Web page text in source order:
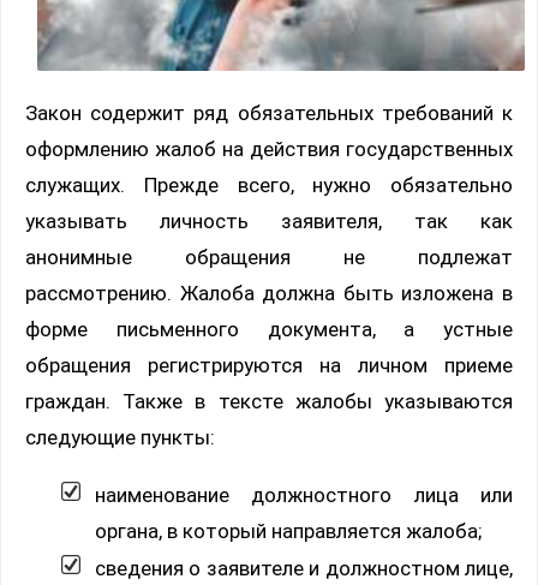
Закон содержит ряд обязательных требований к
оформлению жалоб на действия государственных
служащих. Прежде всего, нужно обязательно
указывать личность заявителя, так как
анонимные обращения не подлежат
рассмотрению. Жалоба должна быть изложена в
форме письменного документа, а устные
обращения регистрируются на личном приеме
граждан. Также в тексте жалобы указываются
следующие пункты:
наименование должностного лица или
органа, в который направляется жалоба;
сведения о заявителе и должностном лице,